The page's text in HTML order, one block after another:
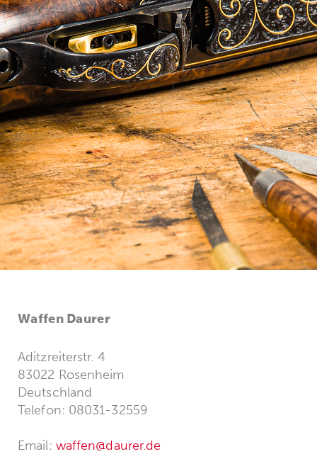
Waffen Daurer
Aditzreiterstr. 4
83022 Rosenheim
Deutschland
Telefon: 08031-32559
Email: waffen@daurer.de